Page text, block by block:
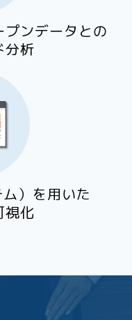
ンデータとの
分析
）を用いた
視化